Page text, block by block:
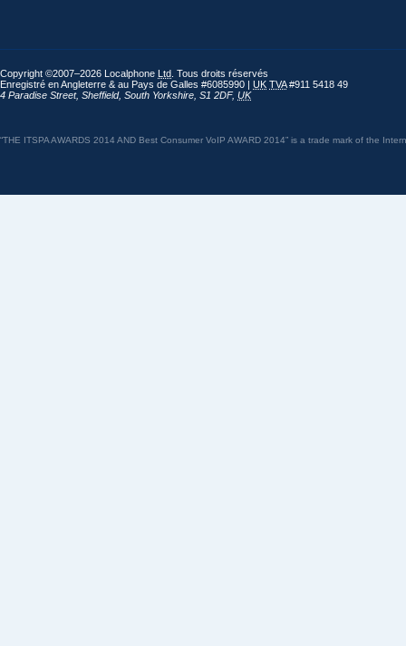
Copyright ©2007–2026 Localphone Ltd . Tous droits réservés
Enregistré en Angleterre & au Pays de Galles #6085990 | UK TVA#911 5418 49
4 Paradise Street, Sheffield, South Yorkshire S1 2DF, UK
“THE ITSPA AWARDS 2014 AND Best Consumer VoIP AWARD 2014” is a trade mark of the